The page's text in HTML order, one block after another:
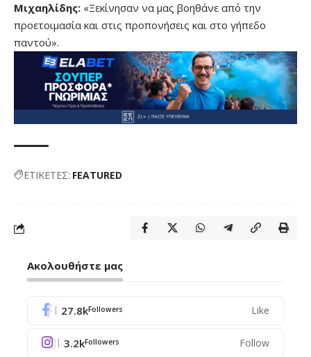
Μιχαηλίδης: «Ξεκίνησαν να μας βοηθάνε από την
προετοιμασία και στις προπονήσεις και στο γήπεδο
παντού».
ΕΤΙΚΕΤΕΣ: FEATURED
Ακολουθήστε μας
27.8kFollowers Like
3.2kFollowers Follow